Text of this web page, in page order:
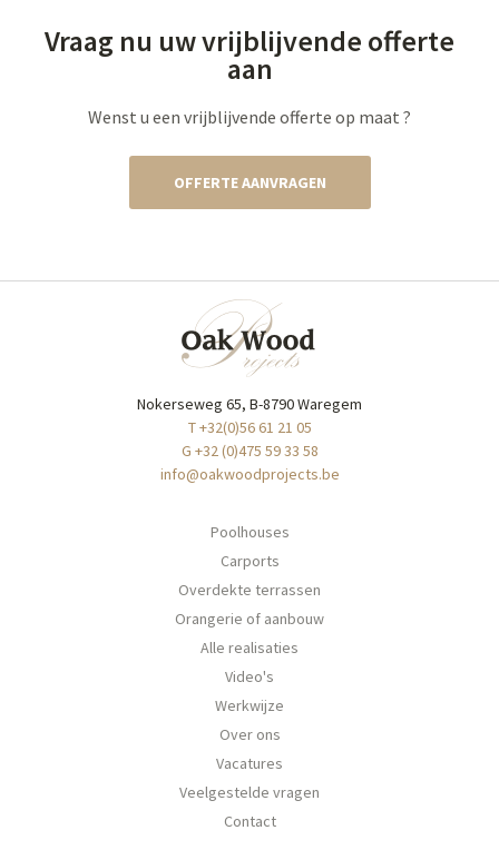
Vraag nu uw vrijblijvende offerte
aan
Wenst u een vrijblijvende offerte op maat ?
OFFERTE AANVRAGEN
Nokerseweg 65, B-8790 Waregem
T +32(0)56 61 21 05
G +32 (0)475 59 33 58
info@oakwoodprojects.be
Poolhouses
Carports
Overdekte terrassen
Orangerie of aanbouw
Alle realisaties
Video's
Werkwijze
Over ons
Vacatures
Veelgestelde vragen
Contact